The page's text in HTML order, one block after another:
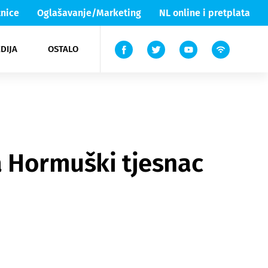
Oglašavanje/Marketing NL online i pretplata
OSTALO
Lika & Senj
TV
Hormuški tjesnac